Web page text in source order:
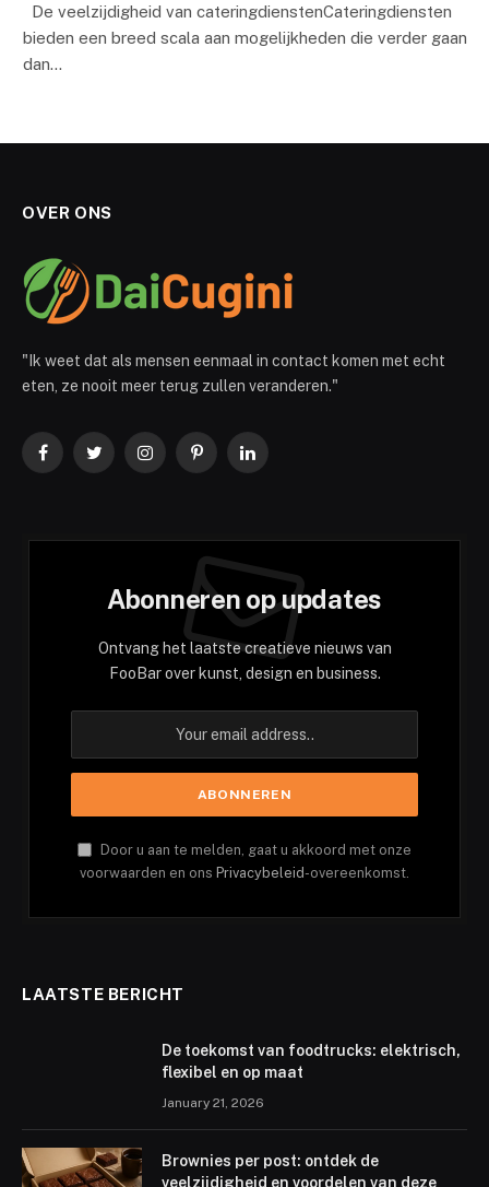
De veelzijdigheid van cateringdienstenCateringdiensten
bieden een breed scala aan mogelijkheden die verder gaan
dan…
OVER ONS
"Ik weet dat als mensen eenmaal in contact komen met echt
eten, ze nooit meer terug zullen veranderen."
FacebookTwitterInstagramPinterestLinkedIn
Abonneren op updates
Ontvang het laatste creatieve nieuws van
FooBar over kunst, design en business.
Door u aan te melden, gaat u akkoord met onze
voorwaarden en ons Privacybeleid-overeenkomst.
LAATSTE BERICHT
De toekomst van foodtrucks: elektrisch,
flexibel en op maat
January 21, 2026
Brownies per post: ontdek de
veelzijdigheid en voordelen van deze